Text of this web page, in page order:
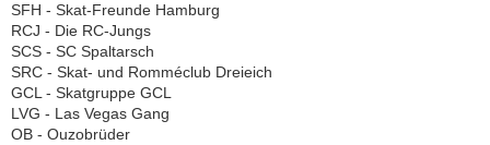
SFH - Skat-Freunde Hamburg
RCJ - Die RC-Jungs
SCS - SC Spaltarsch
SRC - Skat- und Romméclub Dreieich
GCL - Skatgruppe GCL
LVG - Las Vegas Gang
OB - Ouzobrüder